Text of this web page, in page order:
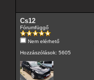
Cs12
Fórumfüggő
Nem elérhető
Hozzászólások: 5605